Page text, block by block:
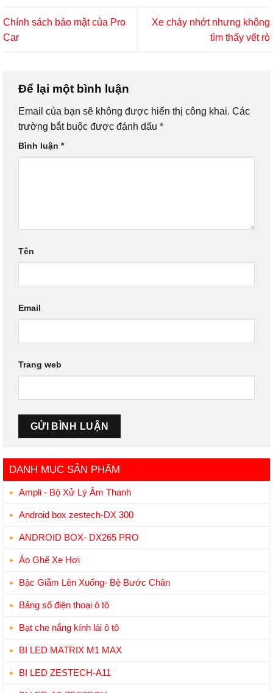
DANH MỤC SẢN PHẨM
Ampli - Bộ Xử Lý Âm Thanh
Android box zestech-DX 300
ANDROID BOX- DX265 PRO
Áo Ghế Xe Hơi
Bậc Giẫm Lên Xuống- Bệ Bước Chân
Bảng số điện thoại ô tô
Bạt che nắng kính lái ô tô
BI LED MATRIX M1 MAX
BI LED ZESTECH-A11
Chính sách bảo mật của Pro
Car
Xe chảy nhớt nhưng không
tìm thấy vết rò
Để lại một bình luận
Email của bạn sẽ không được hiển thị công khai. Các
trường bắt buộc được đánh dấu *
Bình luận *
Tên
Email
Trang web